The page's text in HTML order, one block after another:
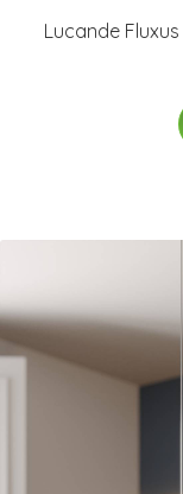
Lucande